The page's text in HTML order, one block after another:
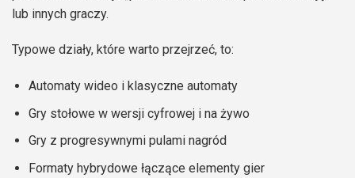
lub innych graczy.
Typowe działy, które warto przejrzeć, to:
Automaty wideo i klasyczne automaty
Gry stołowe w wersji cyfrowej i na żywo
Gry z progresywnymi pulami nagród
Formaty hybrydowe łączące elementy gier